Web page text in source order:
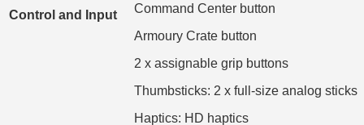
Control and Input
Command Center button
Armoury Crate button
2 x assignable grip buttons
Thumbsticks: 2 x full-size analog sticks
Haptics: HD haptics